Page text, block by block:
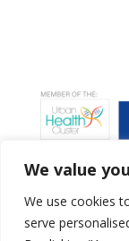
We value
We use cookies
serve